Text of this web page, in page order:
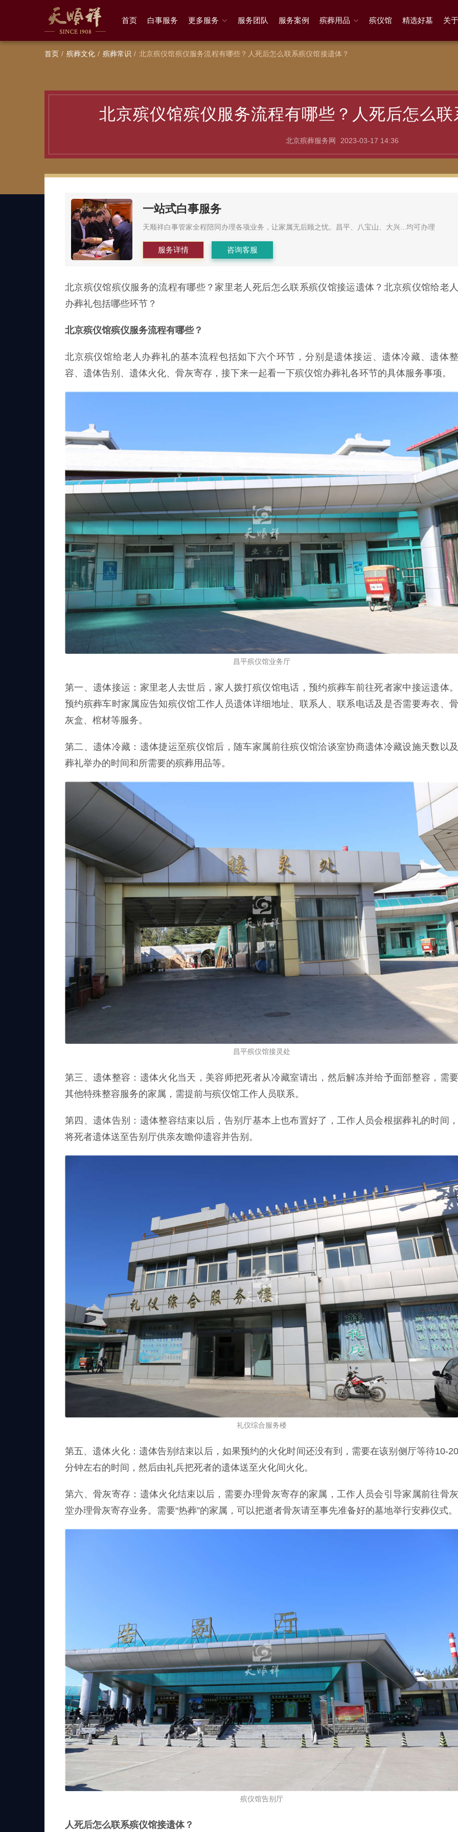
首页 白事服务 更多服务 服务团队 服务案例 殡葬用品 殡仪馆 精选好墓 关
首页 殡葬文化 殡葬常识 北京殡仪馆殡仪服务流程有哪些？人死后怎么联系殡仪馆接遗体？
北京殡仪馆殡仪服务流程有哪些？人死后怎么
北京殡葬服务网 2023-03-17 14:36
一站式白事服务
天顺祥白事管家全程陪同办理各项业务，让家属无后顾之忧。昌平、八宝山、大兴...均可办理
服务详情 咨询客服
北京殡仪馆殡仪服务的流程有哪些？家里老人死后怎么联系殡仪馆接运遗体？北京殡仪馆给老人
办葬礼包括哪些环节？
北京殡仪馆殡仪服务流程有哪些？
北京殡仪馆给老人办葬礼的基本流程包括如下六个环节，分别是遗体接运、遗体冷藏、遗体整
容、遗体告别、遗体火化、骨灰寄存，接下来一起看一下殡仪馆办葬礼各环节的具体服务事项。
昌平殡仪馆业务厅
第一、遗体接运：家里老人去世后，家人拨打殡仪馆电话，预约殡葬车前往死者家中接运遗体。
预约殡葬车时家属应告知殡仪馆工作人员遗体详细地址、联系人、联系电话及是否需要寿衣、骨
灰盒、棺材等服务。
第二、遗体冷藏：遗体捷运至殡仪馆后，随车家属前往殡仪馆洽谈室协商遗体冷藏设施天数以及
葬礼举办的时间和所需要的殡葬用品等。
昌平殡仪馆接灵处
第三、遗体整容：遗体火化当天，美容师把死者从冷藏室请出，然后解冻并给予面部整容，需要
其他特殊整容服务的家属，需提前与殡仪馆工作人员联系。
第四、遗体告别：遗体整容结束以后，告别厅基本上也布置好了，工作人员会根据葬礼的时间，
将死者遗体送至告别厅供亲友瞻仰遗容并告别。
礼仪综合服务楼
第五、遗体火化：遗体告别结束以后，如果预约的火化时间还没有到，需要在该别侧厅等待10-20
分钟左右的时间，然后由礼兵把死者的遗体送至火化间火化。
第六、骨灰寄存：遗体火化结束以后，需要办理骨灰寄存的家属，工作人员会引导家属前往骨灰
堂办理骨灰寄存业务。需要“热葬”的家属，可以把逝者骨灰请至事先准备好的墓地举行安葬仪式。
殡仪馆告别厅
人死后怎么联系殡仪馆接遗体？